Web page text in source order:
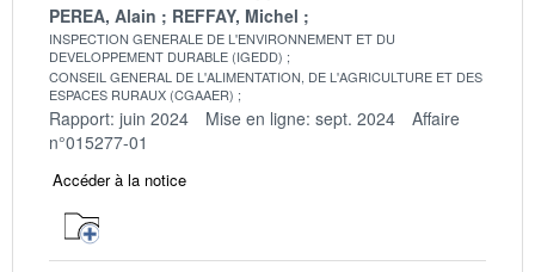
PEREA, Alain
REFFAY, Michel
INSPECTION GENERALE DE L'ENVIRONNEMENT ET DU
DEVELOPPEMENT DURABLE (IGEDD)
CONSEIL GENERAL DE L'ALIMENTATION, DE L'AGRICULTURE ET DES
ESPACES RURAUX (CGAAER)
Rapport: juin 2024 Mise en ligne: sept. 2024
Affaire
n°015277-01
Accéder à la notice